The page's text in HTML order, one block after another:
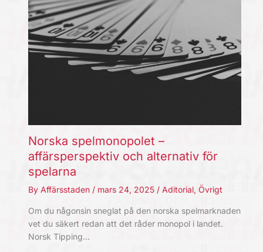
Norska spelmonopolet –
affärsperspektiv och alternativ för
spelarna
By Affärsstaden / mars 24, 2025 / Aditorial, Övrigt
Om du någonsin sneglat på den norska spelmarknaden
vet du säkert redan att det råder monopol i landet.
Norsk Tipping…